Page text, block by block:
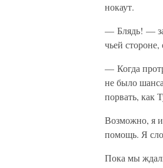
нокаут.
— Блядь! —
чьей стороне,
— Когда
не было
порвать, как
Возможно, я
помощь. Я
Пока мы